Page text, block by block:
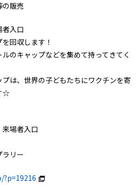
の販売
者入口
回収します！
のキャップなどを集めて持ってきてく
は、世界の子どもたちにワクチンを寄
☆
場者入口
ラリー